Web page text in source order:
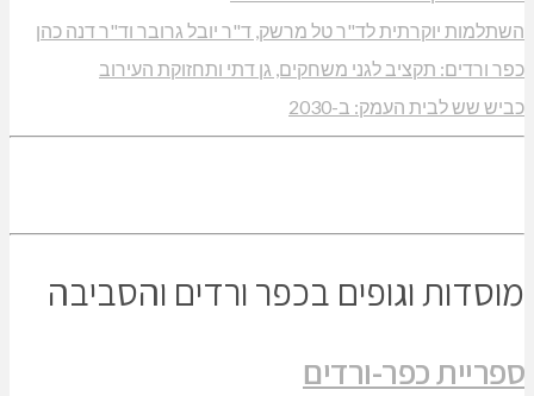
השתלמות יוקרתית לד"ר טל מרשק, ד"ר יובל גרובר וד"ר דנה כהן
כפר ורדים: תקציב לגני משחקים, גן דתי ותחזוקת העירוב
כביש שש לבית העמק: ב-2030
מוסדות וגופים בכפר ורדים והסביבה
ספריית כפר-ורדים